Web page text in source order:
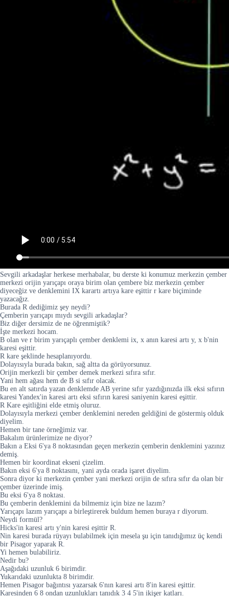
Sevgili arkadaşlar herkese merhabalar, bu derste ki konumuz merkezin çember
merkezi orijin yarıçapı oraya birim olan çembere biz merkezin çember
diyeceğiz ve denklemini IX karartı artıya kare eşittir r kare biçiminde
yazacağız.
Burada R dediğimiz şey neydi?
Çemberin yarıçapı mıydı sevgili arkadaşlar?
Biz diğer dersimiz de ne öğrenmiştik?
İşte merkezi hocam.
B olan ve r birim yarıçaplı çember denklemi ix, x anın karesi artı y, x b'nin
karesi eşittir.
R kare şeklinde hesaplanıyordu.
Dolayısıyla burada bakın, sağ altta da görüyorsunuz.
Orijin merkezli bir çember demek merkezi sıfıra sıfır.
Yani hem ağası hem de B si sıfır olacak.
Bu en alt satırda yazan denklemde AB yerine sıfır yazdığınızda ilk eksi sıfırın
karesi Yandex'in karesi artı eksi sıfırın karesi saniyenin karesi eşittir.
R Kare eşitliğini elde etmiş oluruz.
Dolayısıyla merkezi çember denklemini nereden geldiğini de göstermiş olduk
diyelim.
Hemen bir tane örneğimiz var.
Bakalım ürünlerimize ne diyor?
Bakın a Eksi 6'ya 8 noktasından geçen merkezin çemberin denklemini yazınız
demiş.
Hemen bir koordinat ekseni çizelim.
Bakın eksi 6'ya 8 noktasını, yani ayda orada işaret diyelim.
Sonra diyor ki merkezin çember yani merkezi orijin de sıfıra sıfır da olan bir
çember üzerinde imiş.
Bu eksi 6'ya 8 noktası.
Bu çemberin denklemini da bilmemiz için bize ne lazım?
Yarıçapı lazım yarıçapı a birleştirerek buldum hemen buraya r diyorum.
Neydi formül?
Hicks'in karesi artı y'nin karesi eşittir R.
Nin karesi burada rüyayı bulabilmek için mesela şu için tanıdığımız üç kendi
bir Pisagor yaparak R.
Yi hemen bulabiliriz.
Nedir bu?
Aşağıdaki uzunluk 6 birimdir.
Yukarıdaki uzunlukta 8 birimdir.
Hemen Pisagor bağıntısı yazarsak 6'nın karesi artı 8'in karesi eşittir.
Karesinden 6 8 ondan uzunlukları tanıdık 3 4 5'in ikişer katları.